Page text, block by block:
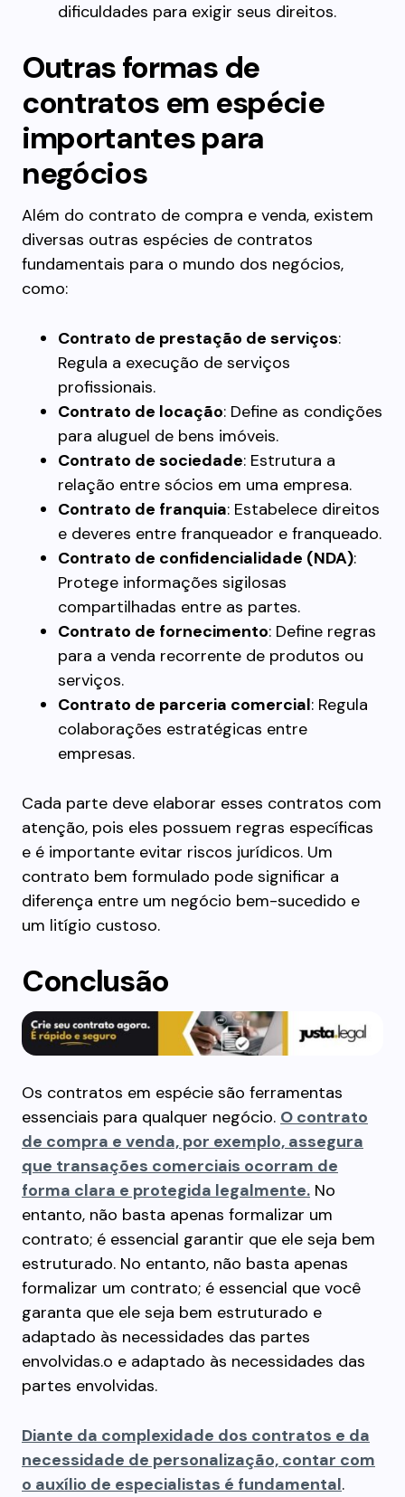
dificuldades para exigir seus direitos.
Outras formas de
contratos em espécie
importantes para
negócios
Além do contrato de compra e venda, existem
diversas outras espécies de contratos
fundamentais para o mundo dos negócios,
como:
Contrato de prestação de serviços:
Regula a execução de serviços
profissionais.
Contrato de locação: Define as condições
para aluguel de bens imóveis.
Contrato de sociedade: Estrutura a
relação entre sócios em uma empresa.
Contrato de franquia: Estabelece direitos
e deveres entre franqueador e franqueado.
Contrato de confidencialidade (NDA):
Protege informações sigilosas
compartilhadas entre as partes.
Contrato de fornecimento: Define regras
para a venda recorrente de produtos ou
serviços.
Contrato de parceria comercial: Regula
colaborações estratégicas entre
empresas.
Cada parte deve elaborar esses contratos com
atenção, pois eles possuem regras específicas
e é importante evitar riscos jurídicos. Um
contrato bem formulado pode significar a
diferença entre um negócio bem-sucedido e
um litígio custoso.
Conclusão
Os contratos em espécie são ferramentas
essenciais para qualquer negócio. O contrato
de compra e venda, por exemplo, assegura
que transações comerciais ocorram de
forma clara e protegida legalmente. No
entanto, não basta apenas formalizar um
contrato; é essencial garantir que ele seja bem
estruturado. No entanto, não basta apenas
formalizar um contrato; é essencial que você
garanta que ele seja bem estruturado e
adaptado às necessidades das partes
envolvidas.o e adaptado às necessidades das
partes envolvidas.
Diante da complexidade dos contratos e da
necessidade de personalização, contar com
o auxílio de especialistas é fundamental.